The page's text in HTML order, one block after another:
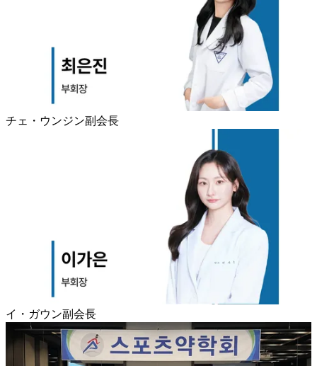
チェ・ウンジン副会長
イ・ガウン副会長